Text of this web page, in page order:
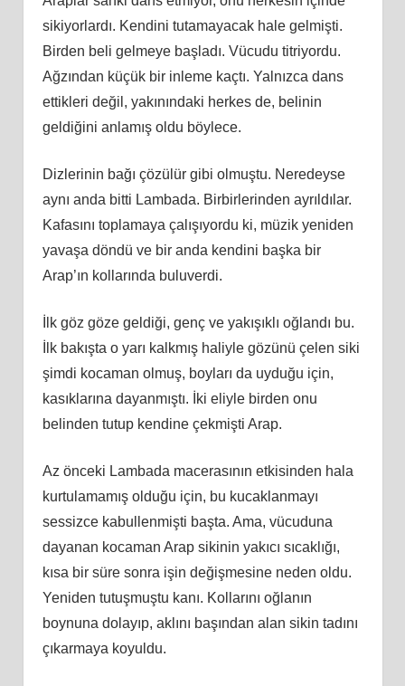
sikiyorlardı. Kendini tutamayacak hale gelmişti.
Birden beli gelmeye başladı. Vücudu titriyordu.
Ağzından küçük bir inleme kaçtı. Yalnızca dans
ettikleri değil, yakınındaki herkes de, belinin
geldiğini anlamış oldu böylece.
Dizlerinin bağı çözülür gibi olmuştu. Neredeyse
aynı anda bitti Lambada. Birbirlerinden ayrıldılar.
Kafasını toplamaya çalışıyordu ki, müzik yeniden
yavaşa döndü ve bir anda kendini başka bir
Arap’ın kollarında buluverdi.
İlk göz göze geldiği, genç ve yakışıklı oğlandı bu.
İlk bakışta o yarı kalkmış haliyle gözünü çelen siki
şimdi kocaman olmuş, boyları da uyduğu için,
kasıklarına dayanmıştı. İki eliyle birden onu
belinden tutup kendine çekmişti Arap.
Az önceki Lambada macerasının etkisinden hala
kurtulamamış olduğu için, bu kucaklanmayı
sessizce kabullenmişti başta. Ama, vücuduna
dayanan kocaman Arap sikinin yakıcı sıcaklığı,
kısa bir süre sonra işin değişmesine neden oldu.
Yeniden tutuşmuştu kanı. Kollarını oğlanın
boynuna dolayıp, aklını başından alan sikin tadını
çıkarmaya koyuldu.